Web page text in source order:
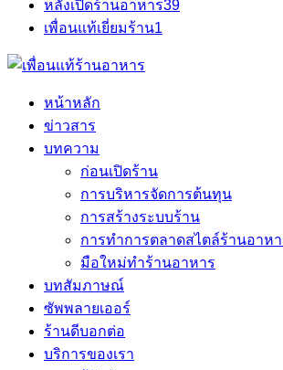
หลังเปิดร้านอาหาร39
เพื่อนแท้เยี่ยมร้าน1
หน้าหลัก
ข่าวสาร
บทความ
ก่อนเปิดร้าน
การบริหารจัดการต้นทุน
การสร้างระบบร้าน
การทำการตลาดสไตล์ร้านอาห
มือใหม่ทำร้านอาหาร
บทสัมภาษณ์
ซัพพลายเออร์
ร้านดีบอกต่อ
บริการของเรา